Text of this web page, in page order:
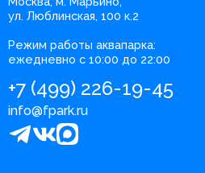
ул. Люблинская, 100 к.2
Режим работы аквапарка:
ежедневно с 10:00 до 22:00
+7 (499) 226-19-45
info@fpark.ru